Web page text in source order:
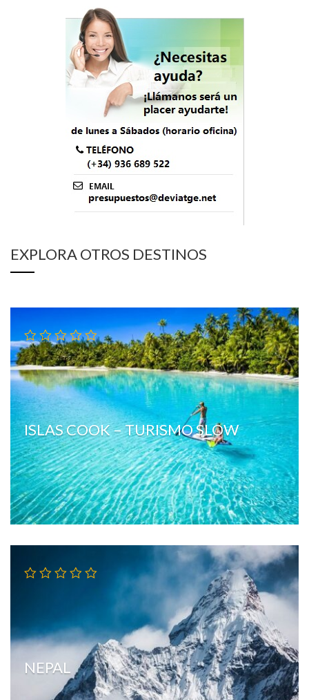
EXPLORA OTROS DESTINOS
ISLAS COOK – TURISMO SLOW
NEPAL